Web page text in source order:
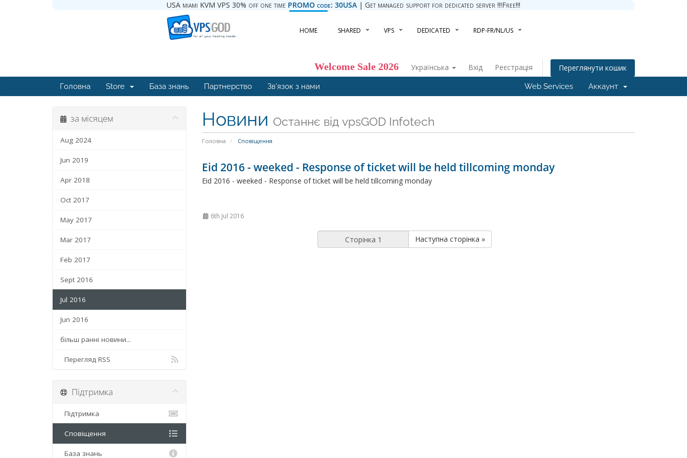
USA miami KVM VPS 30% off one time PROMO code: 30USA | Get managed support for dedicated server !!!Free!!!
HOME SHARED VPS DEDICATED RDP-FR/NL/US
Welcome Sale 2026 Українська Вхід Реєстрація Переглянути кошик
Головна Store База знань Партнерство Зв'язок з нами Web Services Аккаунт
Новини Останнє від vpsGOD Infotech
Головна Сповіщення
за місяцем
Aug 2024
Jun 2019
Apr 2018
Oct 2017
May 2017
Mar 2017
Feb 2017
Sept 2016
Jul 2016
Jun 2016
більш ранні новини...
Перегляд RSS
Eid 2016 - weeked - Response of ticket will be held tillcoming monday
Eid 2016 - weeked - Response of ticket will be held tillcoming monday
6th Jul 2016
Наступна сторінка »
Підтримка
Підтримка
Сповіщення
База знань